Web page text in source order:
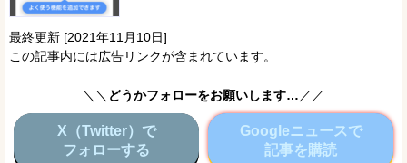
最終更新 [2021年11月10日]
この記事内には広告リンクが含まれています。
＼＼ どうかフォローをお願いします… ／／
X（Twitter）で
フォローする
Googleニュースで
記事を購読